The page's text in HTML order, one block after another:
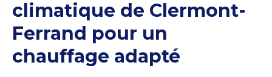
climatique de Clermont-
Ferrand pour un
chauffage adapté